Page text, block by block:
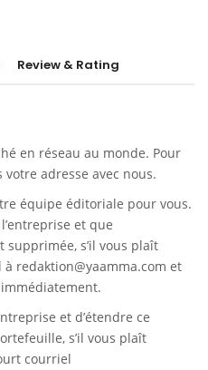
Review & Rating
en réseau au monde. Pour
adresse avec nous.
équipe éditoriale pour vous.
et que
supprimée, s’il vous plaît
à redaktion@yaamma.com et
et d’étendre ce
s’il vous plaît
courriel